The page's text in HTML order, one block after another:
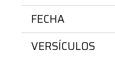
FECHA
VERSÍCULOS